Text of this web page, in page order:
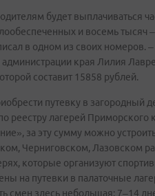
будет выплачиваться
и восемь
в одном из своих номеров.
края Лилия
составит 15858 рублей.
путевку в загородный
реестру лагерей
за эту сумму можно
Черниговском, Лазовском
которые организуют
на путевки в палаточные
смен здесь небольшая: 7–14